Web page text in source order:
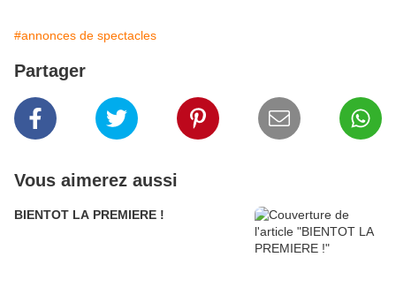
#annonces de spectacles
Partager
Vous aimerez aussi
BIENTOT LA PREMIERE !